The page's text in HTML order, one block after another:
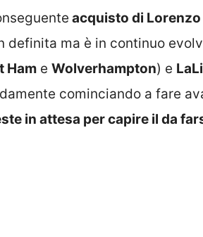
acquisto di Lorenzo
definita ma è in continuo
Ham e Wolverhampton) e
cominciando a fare
in attesa per capire il da